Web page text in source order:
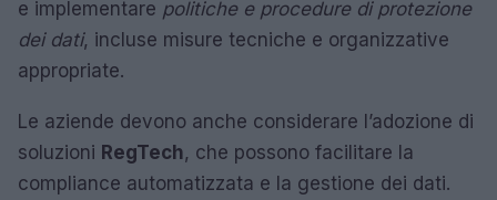
e implementare politiche e procedure di protezione
dei dati, incluse misure tecniche e organizzative
appropriate.
Le aziende devono anche considerare l’adozione di
soluzioni RegTech, che possono facilitare la
compliance automatizzata e la gestione dei dati.